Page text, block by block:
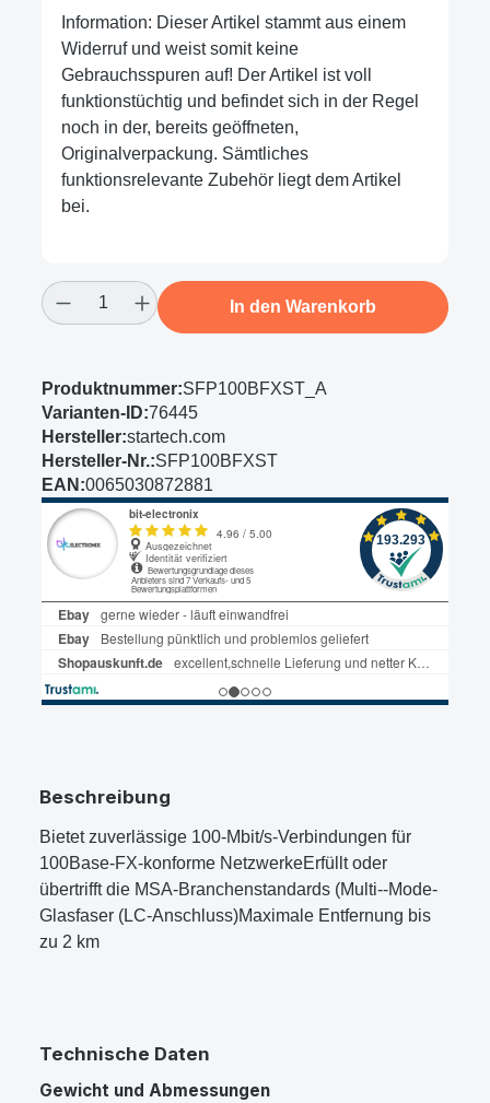
Information: Dieser Artikel stammt aus einem
Widerruf und weist somit keine
Gebrauchsspuren auf! Der Artikel ist voll
funktionstüchtig und befindet sich in der Regel
noch in der, bereits geöffneten,
Originalverpackung. Sämtliches
funktionsrelevante Zubehör liegt dem Artikel
bei.
Produkt Anzahl: Gib den gewünschten
In den Warenkorb
Produktnummer:SFP100BFXST_A
Varianten-ID:76445
Hersteller:startech.com
Hersteller-Nr.:SFP100BFXST
EAN:0065030872881
Beschreibung
Bietet zuverlässige 100-Mbit/s-Verbindungen für
100Base-FX-konforme NetzwerkeErfüllt oder
übertrifft die MSA-Branchenstandards (Multi--Mode-
Glasfaser (LC-Anschluss)Maximale Entfernung bis
zu 2 km
Technische Daten
Gewicht und Abmessungen